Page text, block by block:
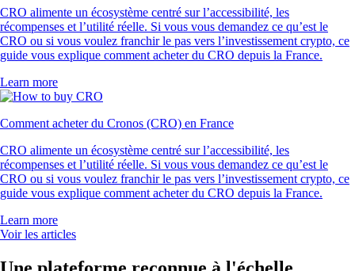
CRO alimente un écosystème centré sur l’accessibilité, les
récompenses et l’utilité réelle. Si vous vous demandez ce qu’est le
CRO ou si vous voulez franchir le pas vers l’investissement crypto, ce
guide vous explique comment acheter du CRO depuis la France.
Learn more
Comment acheter du Cronos (CRO) en France
CRO alimente un écosystème centré sur l’accessibilité, les
récompenses et l’utilité réelle. Si vous vous demandez ce qu’est le
CRO ou si vous voulez franchir le pas vers l’investissement crypto, ce
guide vous explique comment acheter du CRO depuis la France.
Learn more
Voir les articles